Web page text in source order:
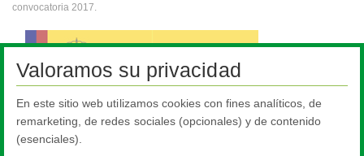
convocatoria 2017.
Fondo Europeo de Desarrollo Regional (FEDER)
Valoramos su privacidad
En este sitio web utilizamos cookies con fines analíticos, de
remarketing, de redes sociales (opcionales) y de contenido
(esenciales).